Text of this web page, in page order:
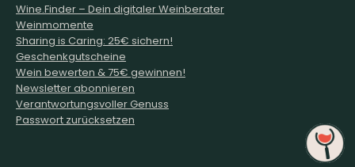
Wine.Finder – Dein digitaler Weinberater
Weinmomente
Sharing is Caring: 25€ sichern!
Geschenkgutscheine
Wein bewerten & 75€ gewinnen!
Newsletter abonnieren
Verantwortungsvoller Genuss
Passwort zurücksetzen